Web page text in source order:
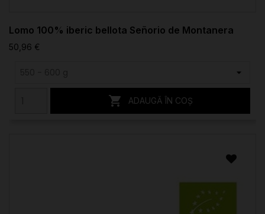
Lomo 100% iberic bellota Señorio de Montanera
50,96 €
 ADAUGĂ ÎN COȘ